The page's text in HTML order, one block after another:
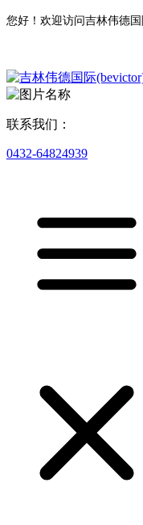
您好！欢迎访问吉林伟德
联系我们：
0432-64824939